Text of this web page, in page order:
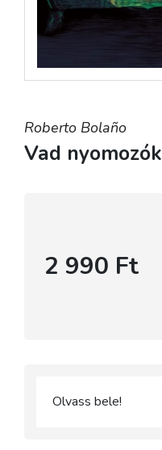
Roberto Bolaño
Vad nyomozók
2 990 Ft
Olvass bele!